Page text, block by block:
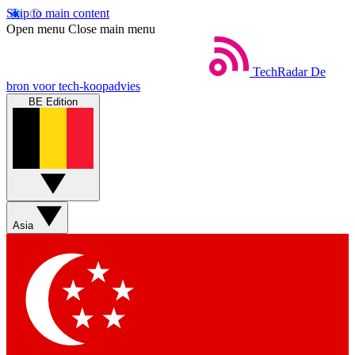
Skip to main content
Open menu Close main menu
TechRadar De
bron voor tech-koopadvies
BE Edition
Asia